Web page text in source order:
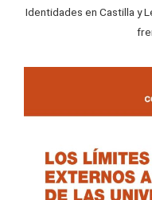
Identidades en Castilla y